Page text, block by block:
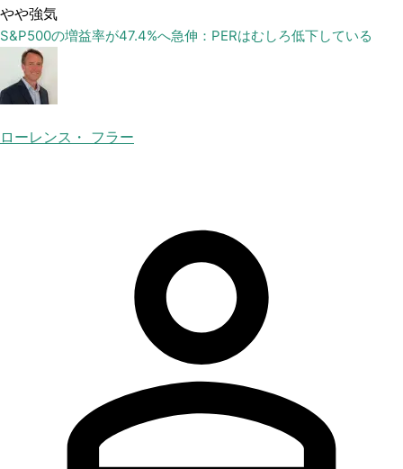
やや強気
S&P500の増益率が47.4%へ急伸：PERはむしろ低下している
ローレンス・ フラー